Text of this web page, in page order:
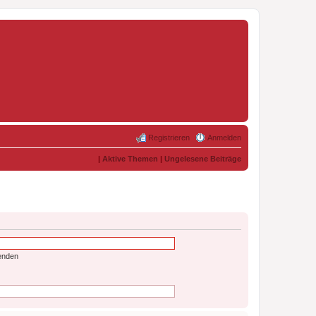
Anmelden
Registrieren
| Aktive Themen | Ungelesene Beiträge